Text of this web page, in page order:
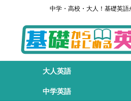
中学・高校・大人！基礎英語
大人英語
中学英語